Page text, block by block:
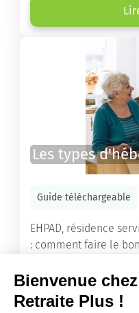
de retraite ou un
Les types
Guide téléchargeable
EHPAD, résidence
: comment faire le bon choix?
ainés.